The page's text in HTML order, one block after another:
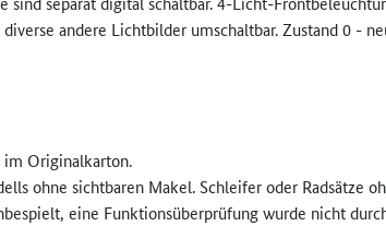
andere Lichtbilder umschaltbar. Zustand 0 -
Originalkarton.
ohne sichtbaren Makel. Schleifer oder Radsätze
eine Funktionsüberprüfung wurde nicht